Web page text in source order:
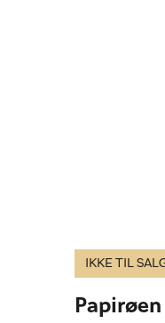
IKKE TIL